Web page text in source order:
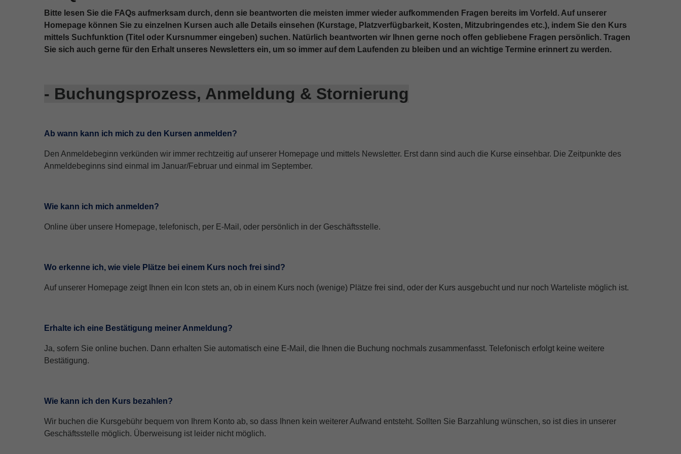
Bitte lesen Sie die FAQs aufmerksam durch, denn sie beantworten die meisten immer wieder aufkommenden Fragen bereits im Vorfeld. Auf unserer
Homepage können Sie zu einzelnen Kursen auch alle Details einsehen (Kurstage, Platzverfügbarkeit, Kosten, Mitzubringendes etc.), indem Sie den Kurs
mittels Suchfunktion (Titel oder Kursnummer eingeben) suchen. Natürlich beantworten wir Ihnen gerne noch offen gebliebene Fragen persönlich. Tragen
Sie sich auch gerne für den Erhalt unseres Newsletters ein, um so immer auf dem Laufenden zu bleiben und an wichtige Termine erinnert zu werden.
- Buchungsprozess, Anmeldung & Stornierung
Ab wann kann ich mich zu den Kursen anmelden?
Den Anmeldebeginn verkünden wir immer rechtzeitig auf unserer Homepage und mittels Newsletter. Erst dann sind auch die Kurse einsehbar. Die Zeitpunkte des
Anmeldebeginns sind einmal im Januar/Februar und einmal im September.
Wie kann ich mich anmelden?
Online über unsere Homepage, telefonisch, per E-Mail, oder persönlich in der Geschäftsstelle.
Wo erkenne ich, wie viele Plätze bei einem Kurs noch frei sind?
Auf unserer Homepage zeigt Ihnen ein Icon stets an, ob in einem Kurs noch (wenige) Plätze frei sind, oder der Kurs ausgebucht und nur noch Warteliste möglich ist.
Erhalte ich eine Bestätigung meiner Anmeldung?
Ja, sofern Sie online buchen. Dann erhalten Sie automatisch eine E-Mail, die Ihnen die Buchung nochmals zusammenfasst. Telefonisch erfolgt keine weitere
Bestätigung.
Wie kann ich den Kurs bezahlen?
Wir buchen die Kursgebühr bequem von Ihrem Konto ab, so dass Ihnen kein weiterer Aufwand entsteht. Sollten Sie Barzahlung wünschen, so ist dies in unserer
Geschäftsstelle möglich. Überweisung ist leider nicht möglich.